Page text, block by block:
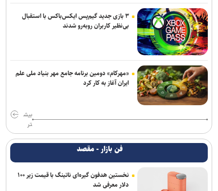
۳ بازی جدید گیم‌پس ایکس‌باکس با استقبال
بی‌نظیر کاربران روبه‌رو شدند
«مهرکام» دومین برنامه جامع مهر بنیاد ملی علم
ایران آغاز به کار کرد
بیش
تر
فن بازار - مقصد
نخستین هدفون گیره‌ای ناتینگ با قیمت زیر ۱۰۰
دلار معرفی شد